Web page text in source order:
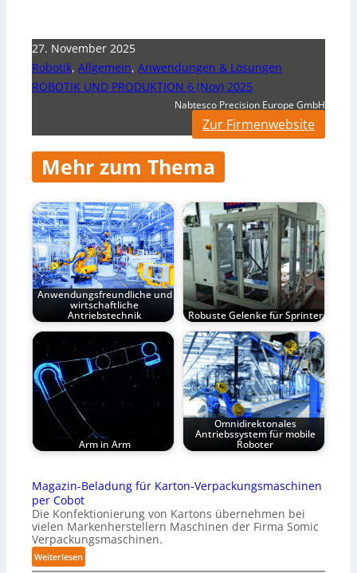
27. November 2025
Robotik, Allgemein, Anwendungen & Lösungen
ROBOTIK UND PRODUKTION 6 (Nov) 2025
Nabtesco Precision Europe GmbH
Zur Firmenwebsite
Mehr zum Thema
Anwendungsfreundliche und
wirtschaftliche
Antriebstechnik Robuste Gelenke für Sprinter
Arm in Arm
Omnidirektonales
Antriebssystem für mobile
Roboter
Magazin-Beladung für Karton-Verpackungsmaschinen
per Cobot
Die Konfektionierung von Kartons übernehmen bei
vielen Markenherstellern Maschinen der Firma Somic
Verpackungsmaschinen.
Weiterlesen: